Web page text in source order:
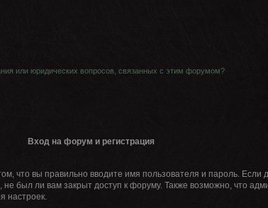
или юридических вопросов, связанных с этим форумом?
Вход на форум и регистрация
что вы правильно вводите имя пользователя и пароль. Если
был ли вам закрыт доступ к форуму. Также возможно, что
настроек.